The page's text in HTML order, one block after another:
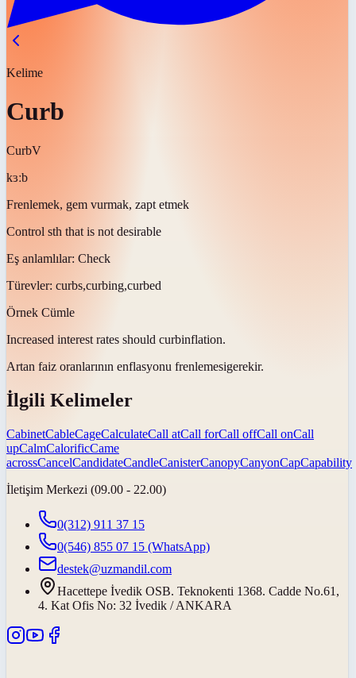
Kelime
Curb
CurbV
kɜːb
Frenlemek, gem vurmak, zapt etmek
Control sth that is not desirable
Eş anlamlılar: Check
Türevler: curbs,curbing,curbed
Örnek Cümle
Increased interest rates should curbinflation.
Artan faiz oranlarının enflasyonu frenlemesigerekir.
İlgili Kelimeler
CabinetCableCageCalculateCall atCall forCall offCall onCall
upCalmCalorificCame
acrossCancelCandidateCandleCanisterCanopyCanyonCapCapability
İletişim Merkezi (09.00 - 22.00)
0(312) 911 37 15
0(546) 855 07 15 (WhatsApp)
destek@uzmandil.com
Hacettepe İvedik OSB. Teknokenti 1368. Cadde No.61,
4. Kat Ofis No: 32 İvedik / ANKARA